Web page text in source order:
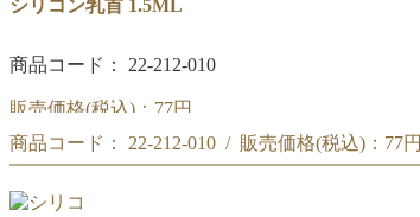
シリコン乳首 1.5ML
商品コード： 22-212-010
販売価格(税込)： 77円
シリコン乳首 1.5ML
商品コード： 22-212-010 / 販売価格(税込)： 77円
シリコン乳首 1.5ML